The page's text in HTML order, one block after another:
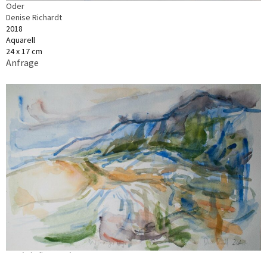
Oder
Denise Richardt
2018
Aquarell
24 x 17 cm
Anfrage